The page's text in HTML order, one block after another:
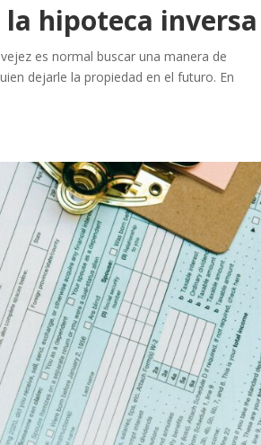
hipoteca inversa
es normal buscar una manera de
dejarle la propiedad en el futuro. En